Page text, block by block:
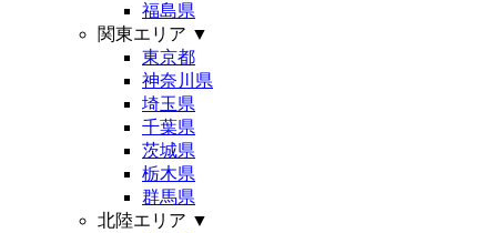
福島県
関東エリア ▼
東京都
神奈川県
埼玉県
千葉県
茨城県
栃木県
群馬県
北陸エリア ▼